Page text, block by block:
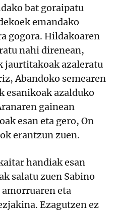
bat goraipatu
emandako
gogora. Hildakoaren
nahi direnean,
jaurtitakoak azaleratu
Abandoko semearen
esanikoak azalduko
gainean
esan eta gero, On
erantzun zuen.
handiak esan
salatu zuen Sabino
eta
Ezagutzen ez